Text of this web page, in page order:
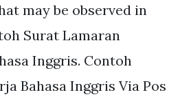
may be observed in
Surat Lamaran
Inggris. Contoh
Bahasa Inggris Via Pos